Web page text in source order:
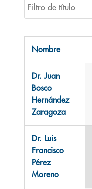
Filtro de título
Nombre
Dr. Juan
Bosco
Hernández
Zaragoza
Dr. Luis
Francisco
Pérez
Moreno